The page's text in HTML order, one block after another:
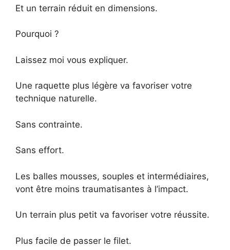
Et un terrain réduit en dimensions.
Pourquoi ?
Laissez moi vous expliquer.
Une raquette plus légère va favoriser votre
technique naturelle.
Sans contrainte.
Sans effort.
Les balles mousses, souples et intermédiaires,
vont être moins traumatisantes à l’impact.
Un terrain plus petit va favoriser votre réussite.
Plus facile de passer le filet.